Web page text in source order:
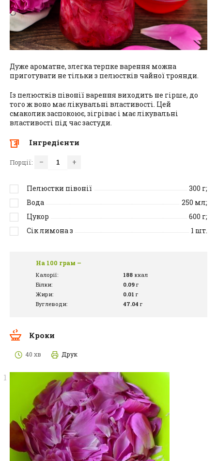
Дуже ароматне, злегка терпке варення можна
приготувати не тільки з пелюстків чайної троянди.
Із пелюстків півонії варення виходить не гірше, до
того ж воно має лікувальні властивості. Цей
смаколик заспокоює, зігріває і має лікувальні
властивості під час застуди.
Інгредієнти
Порції: – +
Пелюстки півонії 300 г;
Вода
250 мл;
Цукор
600 г;
Сік лимона з
1 шт.
На 100 грам –
Калорії: 188 ккал
Білки:
0.09 г
Жири:
0.01 г
Вуглеводи:
47.04 г
Кроки
40 хв Друк